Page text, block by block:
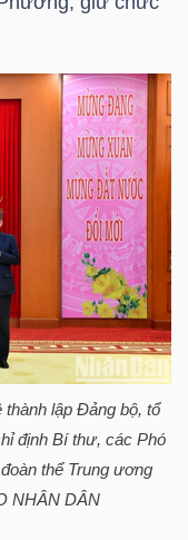
lập Đảng bộ, tổ
định Bí thư, các Phó
thể Trung ương
NHÂN DÂN